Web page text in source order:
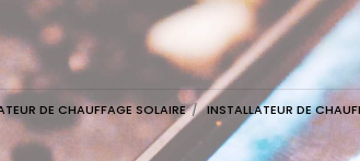
DE CHAUFFAGE SOLAIRE INSTALLATEUR DE